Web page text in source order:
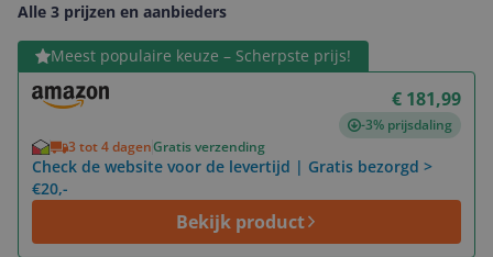
Alle 3 prijzen en aanbieders
Meest populaire keuze – Scherpste prijs!
€ 181,99
-3% prijsdaling
3 tot 4 dagenGratis verzending
Check de website voor de levertijd | Gratis bezorgd >
€20,-
Bekijk product
Bekijk product